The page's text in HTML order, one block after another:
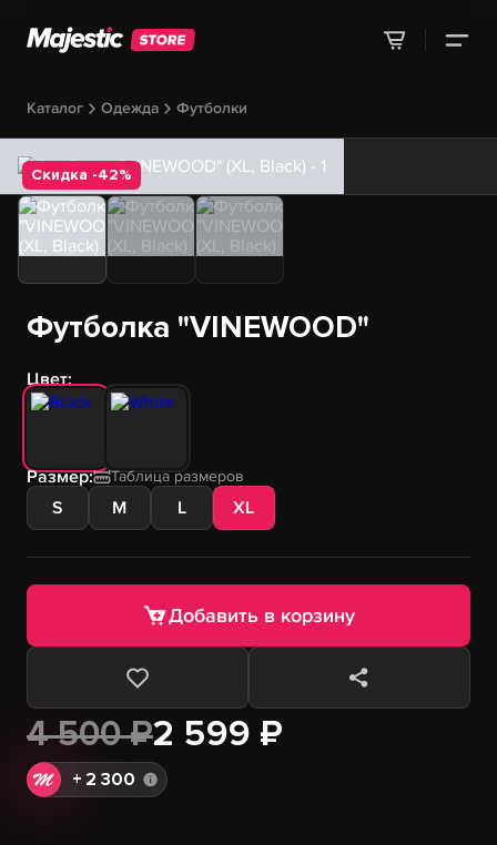
Каталог Одежда Футболки
Скидка -42%
Футболка "VINEWOOD"
Цвет:
Размер: Таблица размеров
S M L XL
4 500 ₽2 599 ₽
+ 2 300
Добавить в корзину